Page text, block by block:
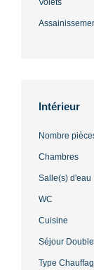
Intérieur
Nombre
Chambres
Salle(s) d'eau
WC
Cuisine
Séjour Double
Type